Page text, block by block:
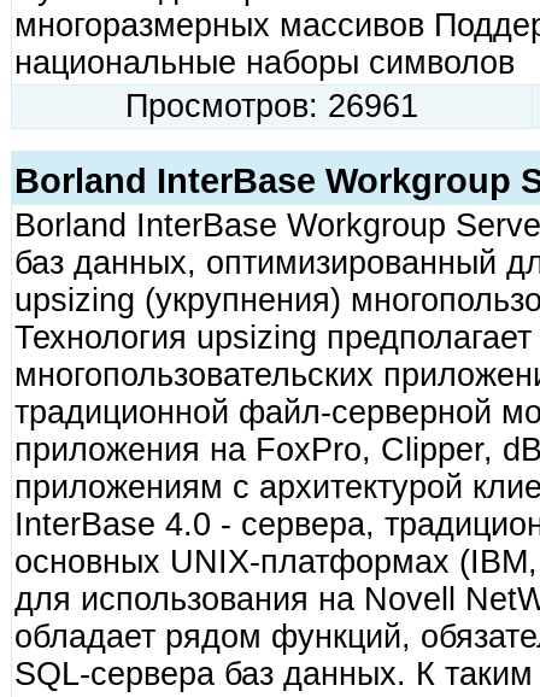
многоразмерных массивов
национальные наборы символов
Просмотров: 26961
Borland InterBase Workgroup
Borland InterBase Workgroup
баз данных, оптимизированный
upsizing (укрупнения)
Технология upsizing
многопользовательских
традиционной файл-серверной
приложения на FoxPro, Clipper,
приложениям с архитектурой
InterBase 4.0 - сервера,
основных UNIX-платформах
для использования на Novell
обладает рядом функций,
SQL-сервера баз данных. К